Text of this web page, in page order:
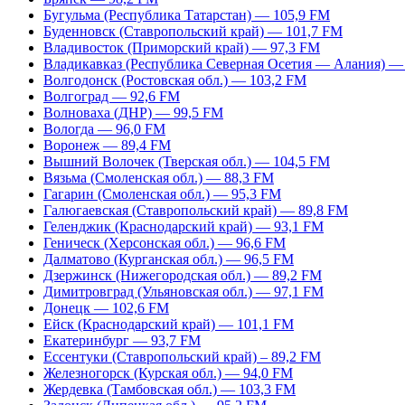
Бугульма (Республика Татарстан) — 105,9 FM
Буденновск (Ставропольский край) — 101,7 FM
Владивосток (Приморский край) — 97,3 FM
Владикавказ (Республика Северная Осетия — Алания)
Волгодонск (Ростовская обл.) — 103,2 FM
Волгоград — 92,6 FM
Волноваха (ДНР) — 99,5 FM
Вологда — 96,0 FM
Воронеж — 89,4 FM
Вышний Волочек (Тверская обл.) — 104,5 FM
Вязьма (Смоленская обл.) — 88,3 FM
Гагарин (Смоленская обл.) — 95,3 FM
Галюгаевская (Ставропольский край) — 89,8 FM
Геленджик (Краснодарский край) — 93,1 FM
Геническ (Херсонская обл.) — 96,6 FM
Далматово (Курганская обл.) — 96,5 FM
Дзержинск (Нижегородская обл.) — 89,2 FM
Димитровград (Ульяновская обл.) — 97,1 FM
Донецк — 102,6 FM
Ейск (Краснодарский край) — 101,1 FM
Екатеринбург — 93,7 FM
Ессентуки (Ставропольский край) – 89,2 FM
Железногорск (Курская обл.) — 94,0 FM
Жердевка (Тамбовская обл.) — 103,3 FM